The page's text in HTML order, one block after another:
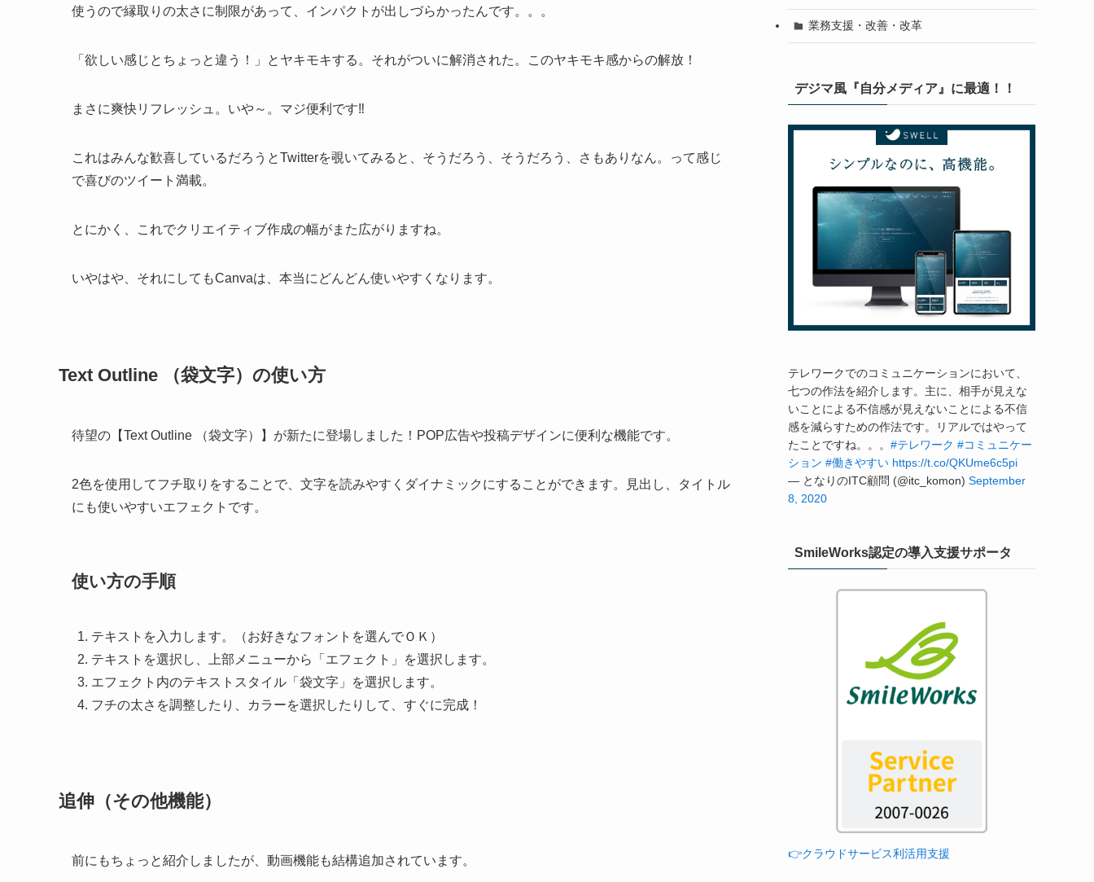
使うので縁取りの太さに制限があって、インパクトが出しづらかったんです。。。
「欲しい感じとちょっと違う！」とヤキモキする。それがついに解消された。このヤキモキ感からの解放！
まさに爽快リフレッシュ。いや～。マジ便利です‼
これはみんな歓喜しているだろうとTwitterを覗いてみると、そうだろう、そうだろう、さもありなん。って感じ
で喜びのツイート満載。
とにかく、これでクリエイティブ作成の幅がまた広がりますね。
いやはや、それにしてもCanvaは、本当にどんどん使いやすくなります。
Text Outline （袋文字）の使い方
待望の【Text Outline （袋文字）】が新たに登場しました！POP広告や投稿デザインに便利な機能です。
2色を使用してフチ取りをすることで、文字を読みやすくダイナミックにすることができます。見出し、タイトル
にも使いやすいエフェクトです。
使い方の手順
テキストを入力します。（お好きなフォントを選んでＯＫ）
テキストを選択し、上部メニューから「エフェクト」を選択します。
エフェクト内のテキストスタイル「袋文字」を選択します。
フチの太さを調整したり、カラーを選択したりして、すぐに完成！
追伸（その他機能）
前にもちょっと紹介しましたが、動画機能も結構追加されています。
業務支援・改善・改革
デジマ風『自分メディア』に最適！！
テレワークでのコミュニケーションにおいて、
七つの作法を紹介します。主に、相手が見えな
いことによる不信感が見えないことによる不信
感を減らすための作法です。リアルではやって
たことですね。。。 #テレワーク #コミュニケー
ション #働きやすい https://t.co/QKUme6c5pi
— となりのITC顧問 (@itc_komon) September
8, 2020
SmileWorks認定の導入支援サポータ
👉クラウドサービス利活用支援